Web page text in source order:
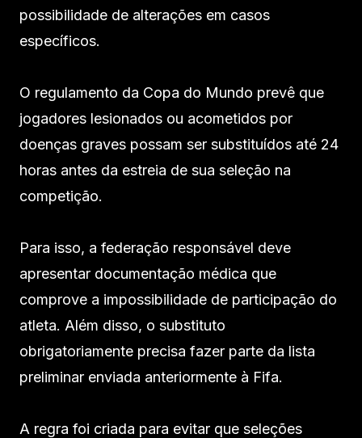
possibilidade de alterações em casos
específicos.
O regulamento da Copa do Mundo prevê que
jogadores lesionados ou acometidos por
doenças graves possam ser substituídos até 24
horas antes da estreia de sua seleção na
competição.
Para isso, a federação responsável deve
apresentar documentação médica que
comprove a impossibilidade de participação do
atleta. Além disso, o substituto
obrigatoriamente precisa fazer parte da lista
preliminar enviada anteriormente à Fifa.
A regra foi criada para evitar que seleções